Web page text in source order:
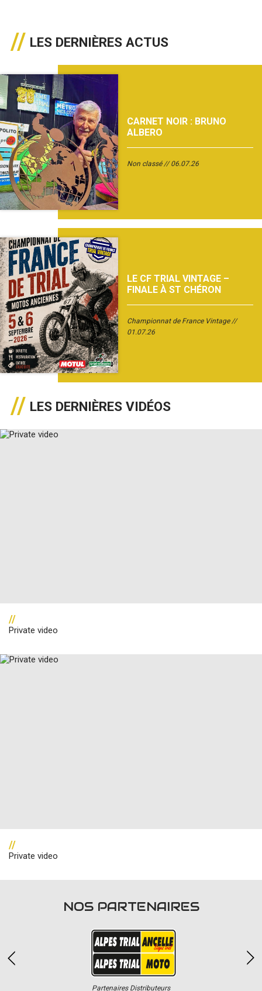
LES DERNIÈRES ACTUS
CARNET NOIR : BRUNO
ALBERO
Non classé 06.07.26
LE CF TRIAL VINTAGE –
FINALE À ST CHÉRON
Championnat de France Vintage
01.07.26
LES DERNIÈRES VIDÉOS
//
Private video
//
Private video
NOS PARTENAIRES
Partenaires Distributeurs